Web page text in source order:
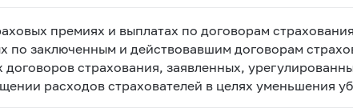
премиях и выплатах по договорам
по заключенным и действовавшим договорам
договоров страхования, заявленных,
расходов страхователей в целях уменьшения